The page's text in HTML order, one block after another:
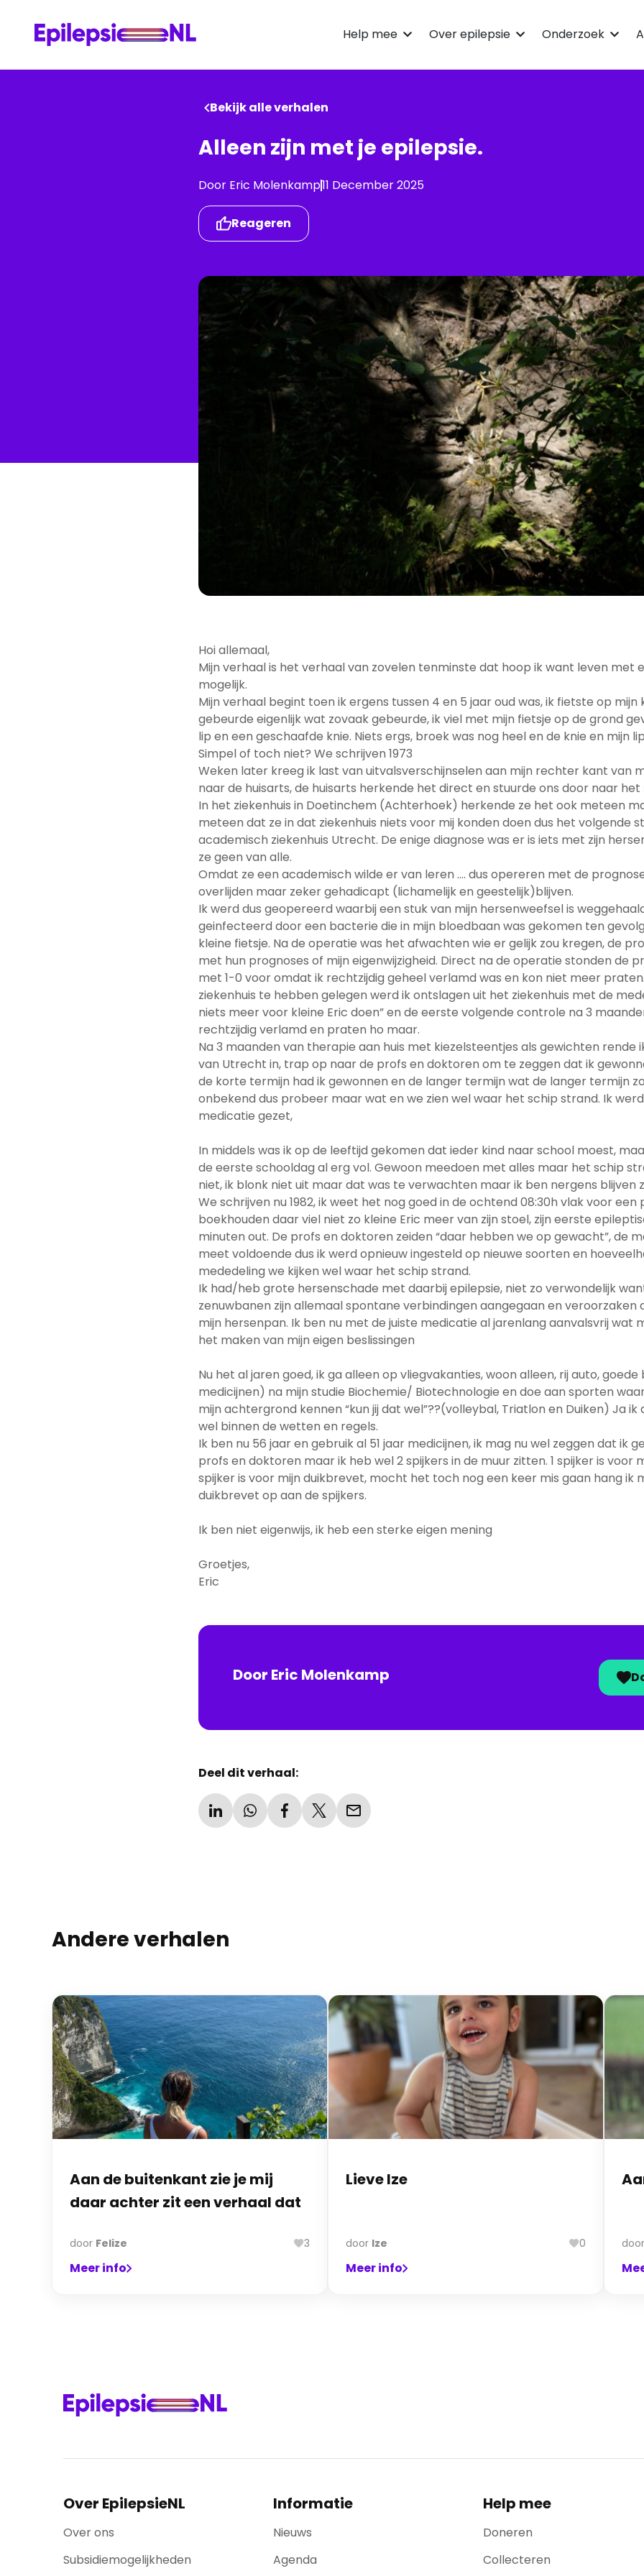
Help mee Over epilepsie Onderzoek
Bekijk alle verhalen
Alleen zijn met je epilepsie.
Door Eric Molenkamp11 December 2025
Reageren
Hoi allemaal,
Mijn verhaal is het verhaal van zovelen tenminste dat hoop ik want leven met
mogelijk.
Mijn verhaal begint toen ik ergens tussen 4 en 5 jaar oud was, ik fietste op mijn
gebeurde eigenlijk wat zovaak gebeurde, ik viel met mijn fietsje op de grond
lip en een geschaafde knie. Niets ergs, broek was nog heel en de knie en mijn
Simpel of toch niet? We schrijven 1973
Weken later kreeg ik last van uitvalsverschijnselen aan mijn rechter kant van
naar de huisarts, de huisarts herkende het direct en stuurde ons door naar het
In het ziekenhuis in Doetinchem (Achterhoek) herkende ze het ook meteen
meteen dat ze in dat ziekenhuis niets voor mij konden doen dus het volgende
academisch ziekenhuis Utrecht. De enige diagnose was er is iets met zijn
ze geen van alle.
Omdat ze een academisch wilde er van leren …. dus opereren met de
overlijden maar zeker gehadicapt (lichamelijk en geestelijk)blijven.
Ik werd dus geopereerd waarbij een stuk van mijn hersenweefsel is
geinfecteerd door een bacterie die in mijn bloedbaan was gekomen ten
kleine fietsje. Na de operatie was het afwachten wie er gelijk zou kregen, de
met hun prognoses of mijn eigenwijzigheid. Direct na de operatie stonden de
met 1-0 voor omdat ik rechtzijdig geheel verlamd was en kon niet meer
ziekenhuis te hebben gelegen werd ik ontslagen uit het ziekenhuis met de
niets meer voor kleine Eric doen” en de eerste volgende controle na 3
rechtzijdig verlamd en praten ho maar.
Na 3 maanden van therapie aan huis met kiezelsteentjes als gewichten rende
van Utrecht in, trap op naar de profs en doktoren om te zeggen dat ik
de korte termijn had ik gewonnen en de langer termijn wat de langer termijn
onbekend dus probeer maar wat en we zien wel waar het schip strand. Ik
medicatie gezet,
In middels was ik op de leeftijd gekomen dat ieder kind naar school moest,
de eerste schooldag al erg vol. Gewoon meedoen met alles maar het schip
niet, ik blonk niet uit maar dat was te verwachten maar ik ben nergens blijven
We schrijven nu 1982, ik weet het nog goed in de ochtend 08:30h vlak voor
boekhouden daar viel niet zo kleine Eric meer van zijn stoel, zijn eerste
minuten out. De profs en doktoren zeiden “daar hebben we op gewacht”, de
meet voldoende dus ik werd opnieuw ingesteld op nieuwe soorten en
mededeling we kijken wel waar het schip strand.
Ik had/heb grote hersenschade met daarbij epilepsie, niet zo verwondelijk
zenuwbanen zijn allemaal spontane verbindingen aangegaan en veroorzaken
mijn hersenpan. Ik ben nu met de juiste medicatie al jarenlang aanvalsvrij wat
het maken van mijn eigen beslissingen
Nu het al jaren goed, ik ga alleen op vliegvakanties, woon alleen, rij auto,
medicijnen) na mijn studie Biochemie/ Biotechnologie en doe aan sporten
mijn achtergrond kennen “kun jij dat wel”??(volleybal, Triatlon en Duiken) Ja
wel binnen de wetten en regels.
Ik ben nu 56 jaar en gebruik al 51 jaar medicijnen, ik mag nu wel zeggen dat ik
profs en doktoren maar ik heb wel 2 spijkers in de muur zitten. 1 spijker is voor
spijker is voor mijn duikbrevet, mocht het toch nog een keer mis gaan hang ik
duikbrevet op aan de spijkers.
Ik ben niet eigenwijs, ik heb een sterke eigen mening
Groetjes,
Eric
Door Eric Molenkamp
Deel dit verhaal:
Andere verhalen
Aan de buitenkant zie je mij
daar achter zit een verhaal dat
door Felize 3
Meer info
Lieve Ize
door Ize 0
Meer info
door
Over EpilepsieNL
Over ons
Subsidiemogelijkheden
Informatie
Nieuws
Agenda
Help mee
Doneren
Collecteren